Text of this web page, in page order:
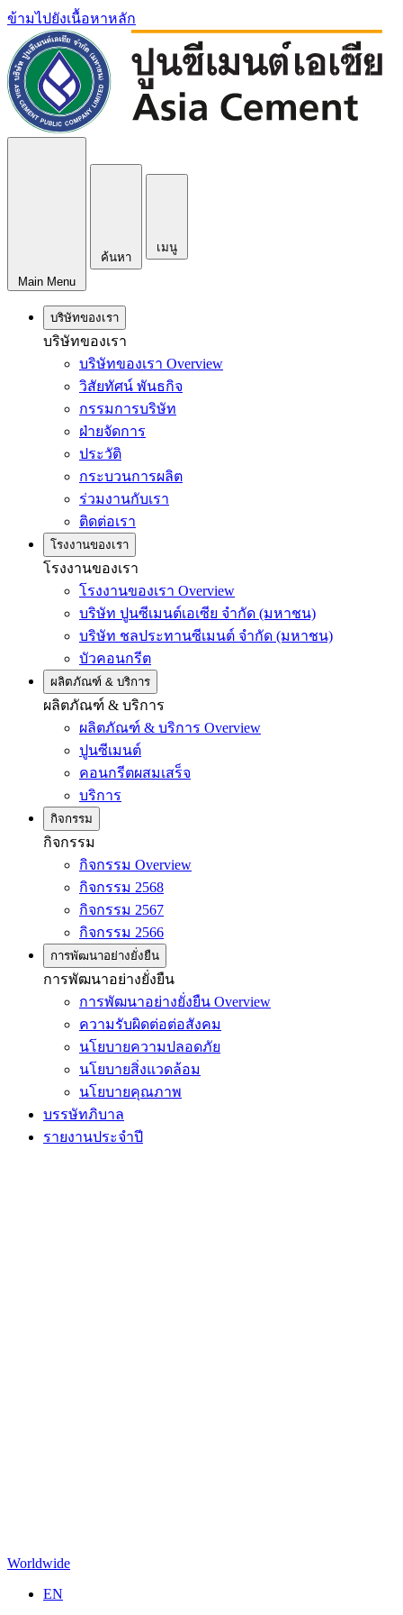
ข้ามไปยังเนื้อหาหลัก
Main Menu
ค้นหา
เมนู
บริษัทของเรา
บริษัทของเรา
บริษัทของเรา Overview
วิสัยทัศน์ พันธกิจ
กรรมการบริษัท
ฝ่ายจัดการ
ประวัติ
กระบวนการผลิต
ร่วมงานกับเรา
ติดต่อเรา
โรงงานของเรา
โรงงานของเรา
โรงงานของเรา Overview
บริษัท ปูนซีเมนต์เอเซีย จำกัด (มหาชน)
บริษัท ชลประทานซีเมนต์ จำกัด (มหาชน)
บัวคอนกรีต
ผลิตภัณฑ์ & บริการ
ผลิตภัณฑ์ & บริการ
ผลิตภัณฑ์ & บริการ Overview
ปูนซีเมนต์
คอนกรีตผสมเสร็จ
บริการ
กิจกรรม
กิจกรรม
กิจกรรม Overview
กิจกรรม 2568
กิจกรรม 2567
กิจกรรม 2566
การพัฒนาอย่างยั่งยืน
การพัฒนาอย่างยั่งยืน
การพัฒนาอย่างยั่งยืน Overview
ความรับผิดต่อต่อสังคม
นโยบายความปลอดภัย
นโยบายสิ่งแวดล้อม
นโยบายคุณภาพ
บรรษัทภิบาล
รายงานประจำปี
Worldwide
EN